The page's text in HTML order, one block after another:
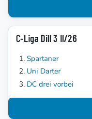
C-Liga Dill 3 II/26
Spartaner
Uni Darter
DC drei vorbei